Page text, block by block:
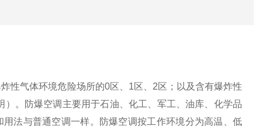
性气体环境危险场所的0区、1区、2区；以及含有爆炸性
。防爆空调主要用于石油、化工、军工
、油库、化学品
法与普通空调一样。防爆空调按工作环境分为高温、低